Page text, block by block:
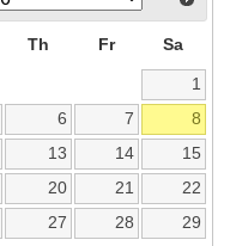
Th Fr Sa
1
6 7
8
13 14
15
20 21
22
27 28
29